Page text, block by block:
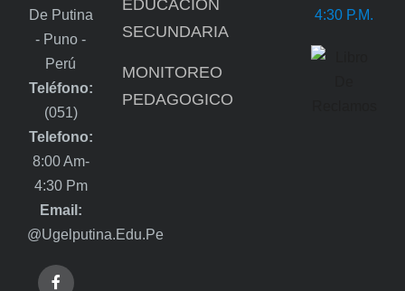
De Putina
- Puno -
Perú
Teléfono:
(051)
Telefono:
8:00 Am-
4:30 Pm
Email:
@ugelputina.edu.pe
EDUCACIÓN
SECUNDARIA
MONITOREO
PEDAGOGICO
4:30 P.m.